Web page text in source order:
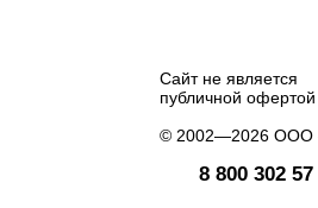
Сайт не является
публичной офертой
© 2002—2026 ООО
8 800 302 57